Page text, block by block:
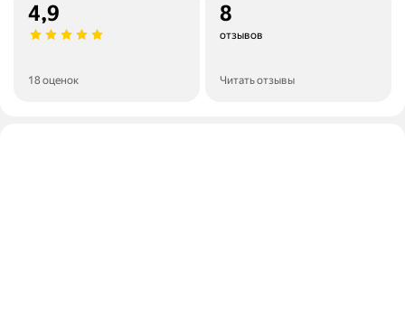
4,9
18 оценок
8
отзывов
Читать отзывы